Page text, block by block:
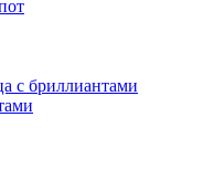
с бриллиантами